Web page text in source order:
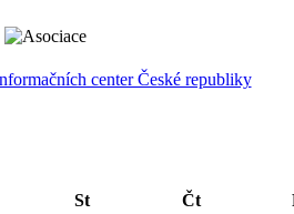
center České republiky
St Čt